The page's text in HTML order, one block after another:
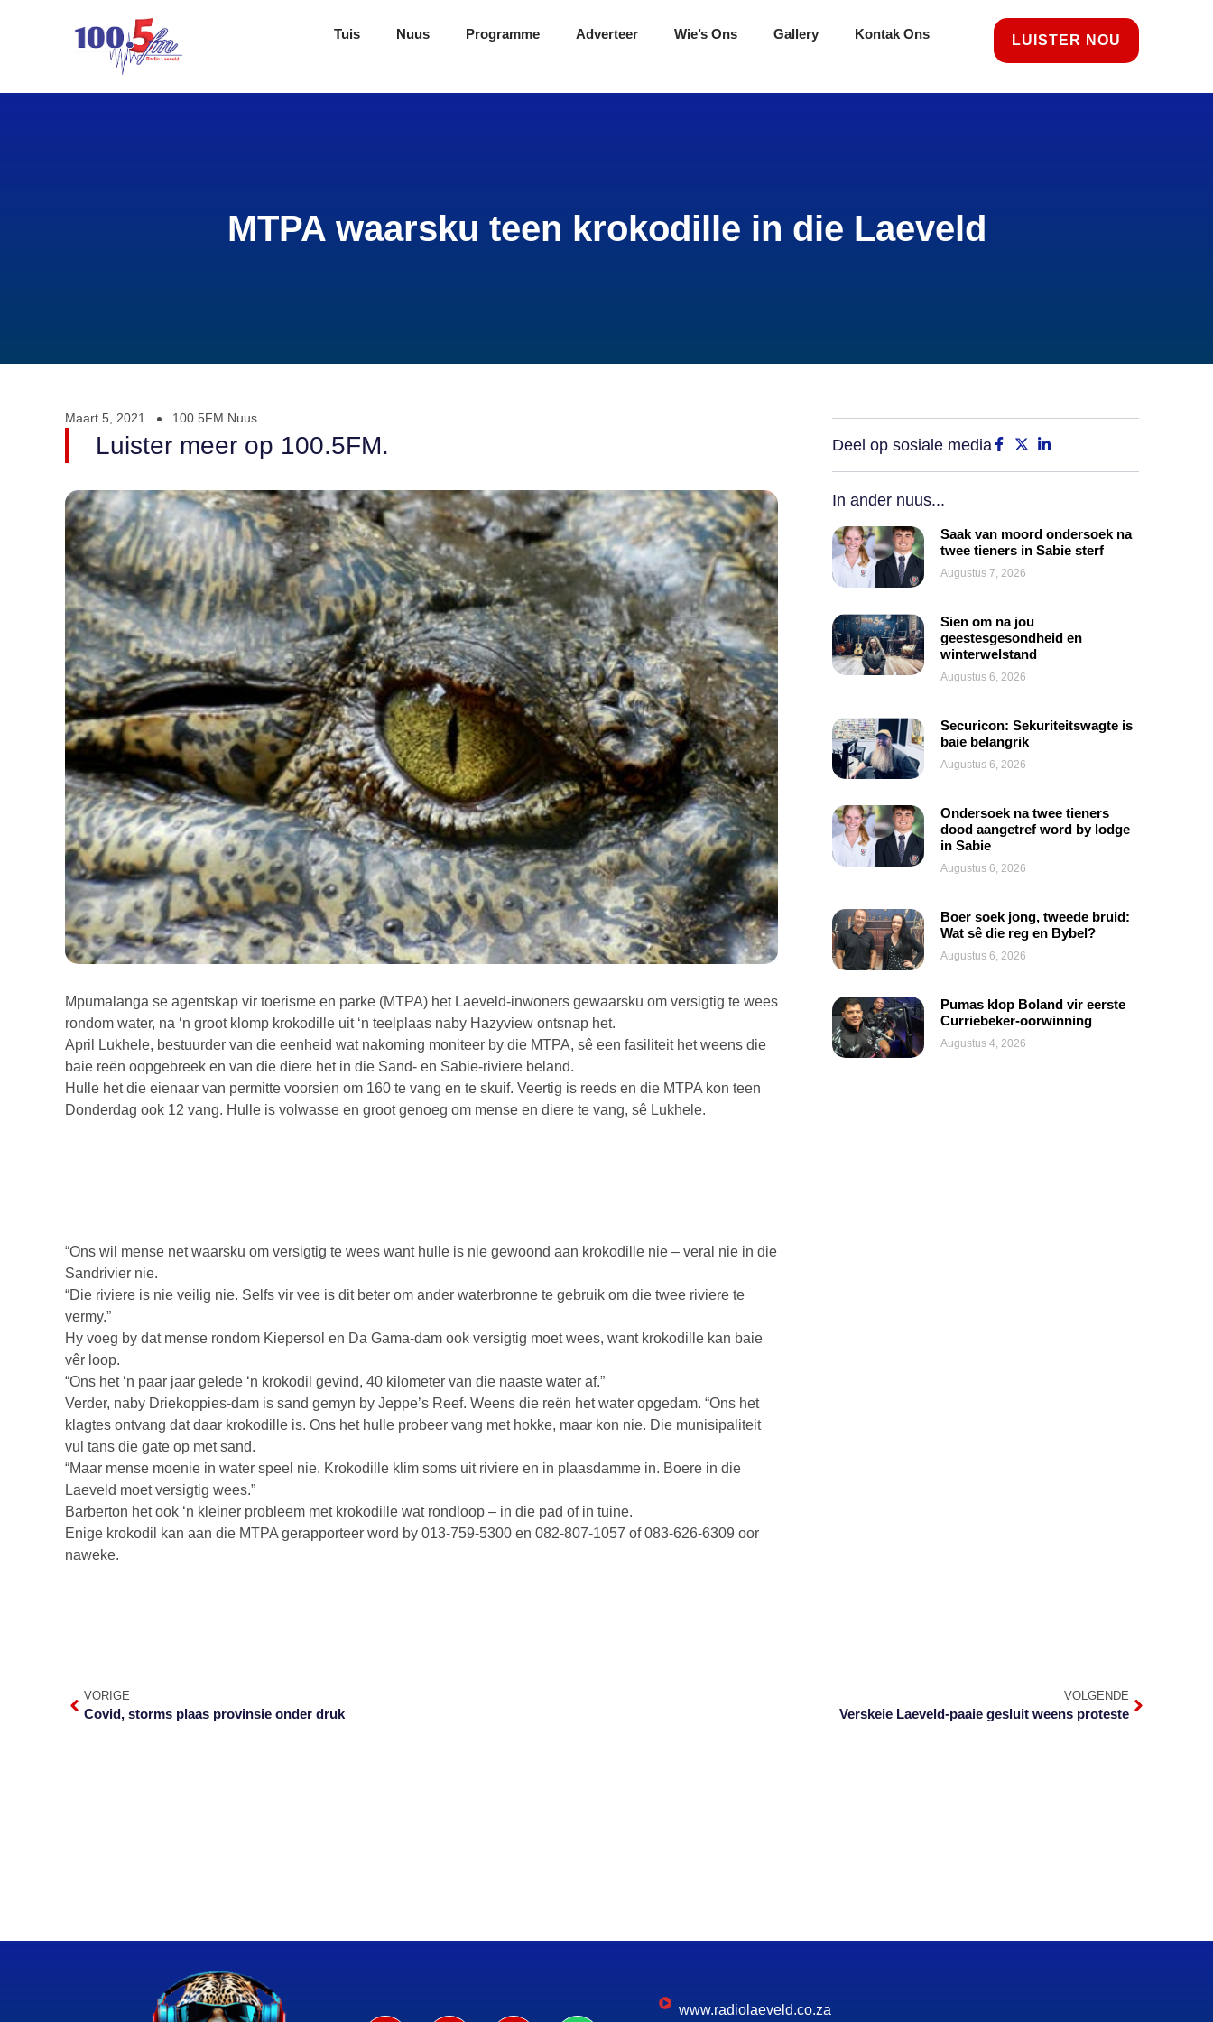
Tuis Nuus Programme Adverteer Wie’s Ons Gallery Kontak Ons LUISTER NOU
MTPA waarsku teen krokodille in die Laeveld
Maart 5, 2021 100.5FM Nuus
Luister meer op 100.5FM.
Mpumalanga se agentskap vir toerisme en parke (MTPA) het Laeveld-inwoners gewaarsku om versigtig te wees
rondom water, na ‘n groot klomp krokodille uit ‘n teelplaas naby Hazyview ontsnap het.
April Lukhele, bestuurder van die eenheid wat nakoming moniteer by die MTPA, sê een fasiliteit het weens die
baie reën oopgebreek en van die diere het in die Sand- en Sabie-riviere beland.
Hulle het die eienaar van permitte voorsien om 160 te vang en te skuif. Veertig is reeds en die MTPA kon teen
Donderdag ook 12 vang. Hulle is volwasse en groot genoeg om mense en diere te vang, sê Lukhele.
“Ons wil mense net waarsku om versigtig te wees want hulle is nie gewoond aan krokodille nie – veral nie in die
Sandrivier nie.
“Die riviere is nie veilig nie. Selfs vir vee is dit beter om ander waterbronne te gebruik om die twee riviere te
vermy.”
Hy voeg by dat mense rondom Kiepersol en Da Gama-dam ook versigtig moet wees, want krokodille kan baie
vêr loop.
“Ons het ‘n paar jaar gelede ‘n krokodil gevind, 40 kilometer van die naaste water af.”
Verder, naby Driekoppies-dam is sand gemyn by Jeppe’s Reef. Weens die reën het water opgedam. “Ons het
klagtes ontvang dat daar krokodille is. Ons het hulle probeer vang met hokke, maar kon nie. Die munisipaliteit
vul tans die gate op met sand.
“Maar mense moenie in water speel nie. Krokodille klim soms uit riviere en in plaasdamme in. Boere in die
Laeveld moet versigtig wees.”
Barberton het ook ‘n kleiner probleem met krokodille wat rondloop – in die pad of in tuine.
Enige krokodil kan aan die MTPA gerapporteer word by 013-759-5300 en 082-807-1057 of 083-626-6309 oor
naweke.
Deel op sosiale media
In ander nuus...
Saak van moord ondersoek na
twee tieners in Sabie sterf
Augustus 7, 2026
Sien om na jou
geestesgesondheid en
winterwelstand
Augustus 6, 2026
Securicon: Sekuriteitswagte is
baie belangrik
Augustus 6, 2026
Ondersoek na twee tieners
dood aangetref word by lodge
in Sabie
Augustus 6, 2026
Boer soek jong, tweede bruid:
Wat sê die reg en Bybel?
Augustus 6, 2026
Pumas klop Boland vir eerste
Curriebeker-oorwinning
Augustus 4, 2026
VORIGE
Covid, storms plaas provinsie onder druk
VOLGENDE
Verskeie Laeveld-paaie gesluit weens proteste
www.radiolaeveld.co.za